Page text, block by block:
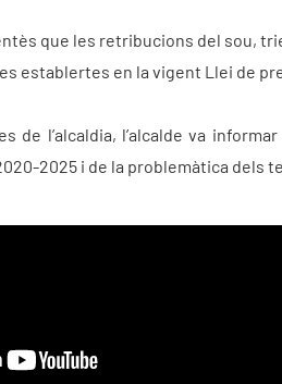
que les retribucions del sou,
establertes en la vigent Llei de
de l’alcaldia, l’alcalde va
2025 i de la problemàtica dels